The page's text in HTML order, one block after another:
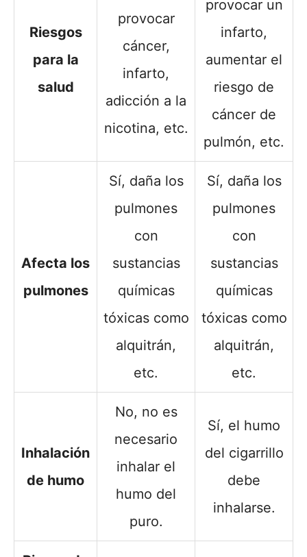
Riesgos
para la
salud
provocar
cáncer,
infarto,
adicción a la
nicotina, etc.
provocar un
infarto,
aumentar el
riesgo de
cáncer de
pulmón, etc.
Afecta los
pulmones
Sí, daña los
pulmones
con
sustancias
químicas
tóxicas como
alquitrán,
etc.
Sí, daña los
pulmones
con
sustancias
químicas
tóxicas como
alquitrán,
etc.
Inhalación
de humo
No, no es
necesario
inhalar el
humo del
puro.
Sí, el humo
del cigarrillo
debe
inhalarse.